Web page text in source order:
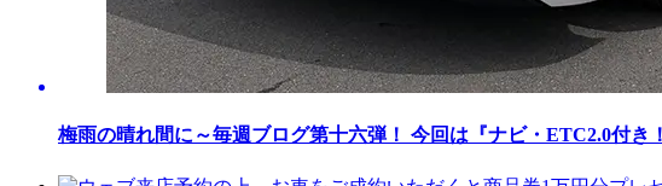
梅雨の晴れ間に～毎週ブログ第十六弾！ 今回は『ナビ・ETC2.0付